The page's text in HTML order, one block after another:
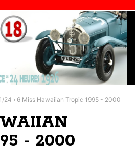
24 › 6 Miss Hawaiian Tropic 1995 - 2000
- 2000